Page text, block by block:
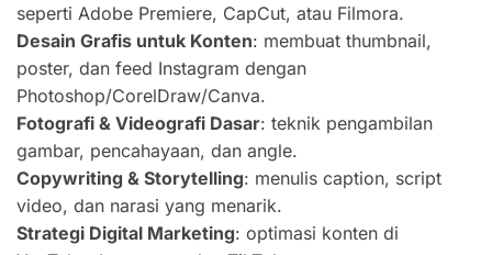
seperti Adobe Premiere, CapCut, atau Filmora.
Desain Grafis untuk Konten: membuat thumbnail,
poster, dan feed Instagram dengan
Photoshop/CorelDraw/Canva.
Fotografi & Videografi Dasar: teknik pengambilan
gambar, pencahayaan, dan angle.
Copywriting & Storytelling: menulis caption, script
video, dan narasi yang menarik.
Strategi Digital Marketing: optimasi konten di